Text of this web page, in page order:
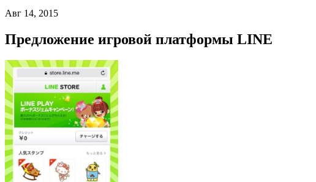
Авг 14, 2015
Предложение игровой платформы LINE